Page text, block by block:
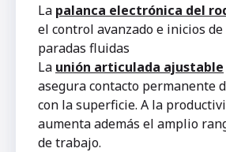
La palanca electrónica del
el control avanzado e inicios de
paradas fluidas
La unión articulada ajustable
asegura contacto permanente
con la superficie. A la
aumenta además el amplio
de trabajo.